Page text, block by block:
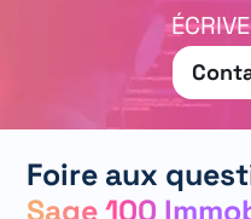
Foire aux
Sage 100